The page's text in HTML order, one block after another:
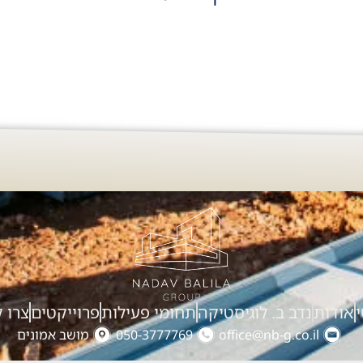
אודותנדב ב. לוגיסטיקהתחומי פעילותפרוייקטים
office@nb-g.co.il
050-3777769 מושב אמונים